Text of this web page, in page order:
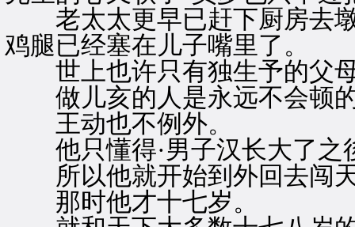
老太太更早已赶下厨房去墩
鸡腿已经塞在儿子嘴里了。
世上也许只有独生予的父母
做儿亥的人是永远不会顿
王动也不例外。
他只懂得·男子汉长大了之
所以他就开始到外回去闯
那时他才十七岁。